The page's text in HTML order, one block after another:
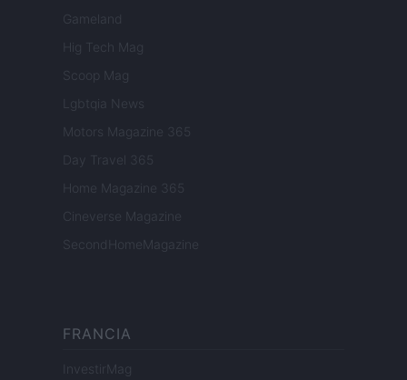
Gameland
Hig Tech Mag
Scoop Mag
Lgbtqia News
Motors Magazine 365
Day Travel 365
Home Magazine 365
Cineverse Magazine
SecondHomeMagazine
FRANCIA
InvestirMag